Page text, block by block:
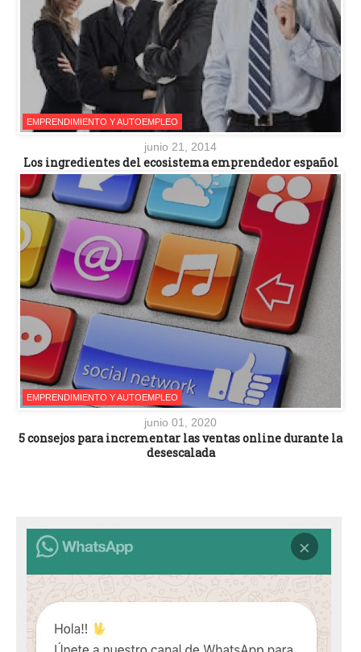
EMPRENDIMIENTO Y AUTOEMPLEO
junio 21, 2014
Los ingredientes del ecosistema emprendedor español
EMPRENDIMIENTO Y AUTOEMPLEO
junio 01, 2020
5 consejos para incrementar las ventas online durante la
desescalada